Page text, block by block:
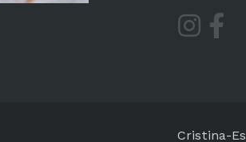
Cristina-